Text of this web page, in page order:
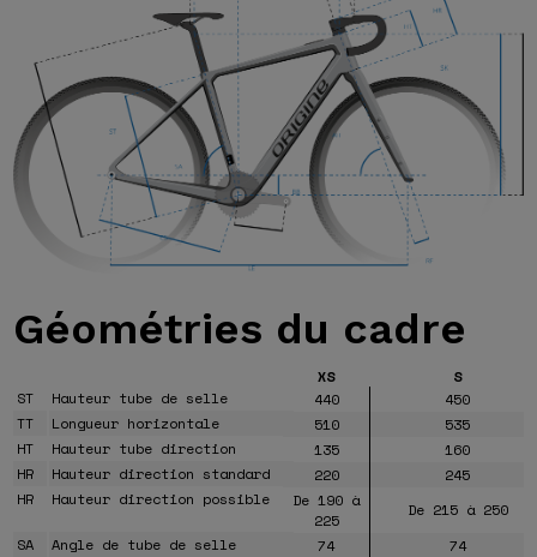
Géométries du cadre
XS
S
ST
Hauteur tube de selle 440
450
TT
Longueur horizontale 510
535
HT
Hauteur tube direction 135
160
HR
Hauteur direction standard 220
245
HR
Hauteur direction possible
De 190 à
225
De 215 à 250
SA
Angle de tube de selle 74
74